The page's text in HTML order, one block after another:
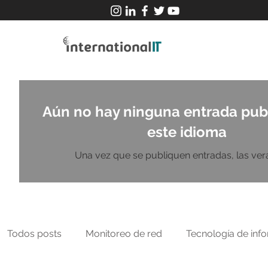
Aún no hay ninguna entrada
este idioma
Una vez que se publiquen entradas, las
Todos posts Monitoreo de red Tecnología de